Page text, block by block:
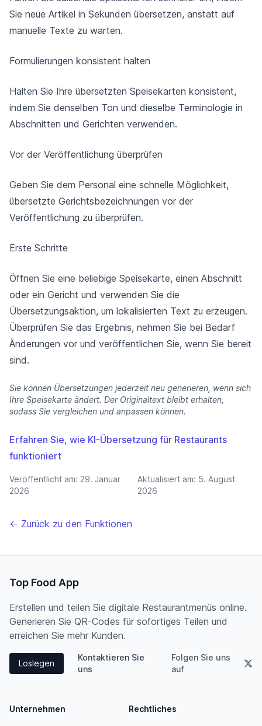
Sie neue Artikel in Sekunden übersetzen, anstatt auf
manuelle Texte zu warten.
Formulierungen konsistent halten
Halten Sie Ihre übersetzten Speisekarten konsistent,
indem Sie denselben Ton und dieselbe Terminologie in
Abschnitten und Gerichten verwenden.
Vor der Veröffentlichung überprüfen
Geben Sie dem Personal eine schnelle Möglichkeit,
übersetzte Gerichtsbezeichnungen vor der
Veröffentlichung zu überprüfen.
Erste Schritte
Öffnen Sie eine beliebige Speisekarte, einen Abschnitt
oder ein Gericht und verwenden Sie die
Übersetzungsaktion, um lokalisierten Text zu erzeugen.
Überprüfen Sie das Ergebnis, nehmen Sie bei Bedarf
Änderungen vor und veröffentlichen Sie, wenn Sie bereit
sind.
Sie können Übersetzungen jederzeit neu generieren, wenn sich
Ihre Speisekarte ändert. Der Originaltext bleibt erhalten,
sodass Sie vergleichen und anpassen können.
Erfahren Sie, wie KI-Übersetzung für Restaurants
funktioniert
Veröffentlicht am: 29. Januar
2026
Aktualisiert am: 5. August
2026
← Zurück zu den Funktionen
Top Food App
Erstellen und teilen Sie digitale Restaurantmenüs online.
Generieren Sie QR-Codes für sofortiges Teilen und
erreichen Sie mehr Kunden.
Loslegen
Kontaktieren Sie
uns
Folgen Sie uns
auf
Unternehmen Rechtliches